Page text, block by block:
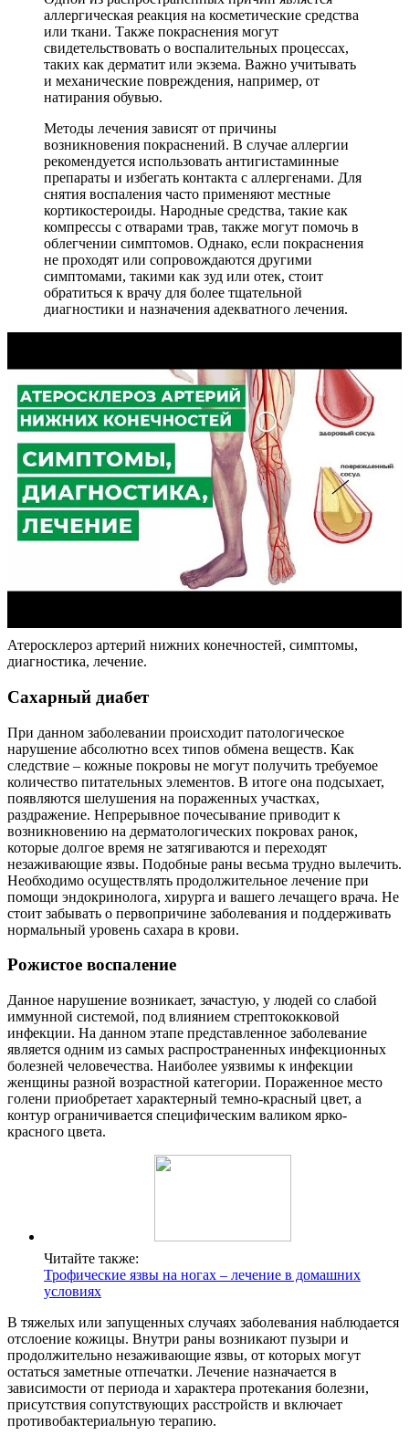
аллергическая реакция на косметические средства
или ткани. Также покраснения могут
свидетельствовать о воспалительных процессах,
таких как дерматит или экзема. Важно учитывать
и механические повреждения, например, от
натирания обувью.
Методы лечения зависят от причины
возникновения покраснений. В случае аллергии
рекомендуется использовать антигистаминные
препараты и избегать контакта с аллергенами. Для
снятия воспаления часто применяют местные
кортикостероиды. Народные средства, такие как
компрессы с отварами трав, также могут помочь в
облегчении симптомов. Однако, если покраснения
не проходят или сопровождаются другими
симптомами, такими как зуд или отек, стоит
обратиться к врачу для более тщательной
диагностики и назначения адекватного лечения.
Атеросклероз артерий нижних конечностей, симптомы,
диагностика, лечение.
Сахарный диабет
При данном заболевании происходит патологическое
нарушение абсолютно всех типов обмена веществ. Как
следствие – кожные покровы не могут получить требуемое
количество питательных элементов. В итоге она подсыхает,
появляются шелушения на пораженных участках,
раздражение. Непрерывное почесывание приводит к
возникновению на дерматологических покровах ранок,
которые долгое время не затягиваются и переходят
незаживающие язвы. Подобные раны весьма трудно вылечить.
Необходимо осуществлять продолжительное лечение при
помощи эндокринолога, хирурга и вашего лечащего врача. Не
стоит забывать о первопричине заболевания и поддерживать
нормальный уровень сахара в крови.
Рожистое воспаление
Данное нарушение возникает, зачастую, у людей со слабой
иммунной системой, под влиянием стрептококковой
инфекции. На данном этапе представленное заболевание
является одним из самых распространенных инфекционных
болезней человечества. Наиболее уязвимы к инфекции
женщины разной возрастной категории. Пораженное место
голени приобретает характерный темно-красный цвет, а
контур ограничивается специфическим валиком ярко-
красного цвета.
Читайте также:
Трофические язвы на ногах – лечение в домашних
условиях
В тяжелых или запущенных случаях заболевания наблюдается
отслоение кожицы. Внутри раны возникают пузыри и
продолжительно незаживающие язвы, от которых могут
остаться заметные отпечатки. Лечение назначается в
зависимости от периода и характера протекания болезни,
присутствия сопутствующих расстройств и включает
противобактериальную терапию.